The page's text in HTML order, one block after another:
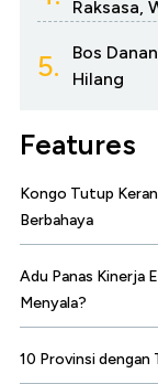
Raksasa,
5.
Bos
Hilang
Features
Kongo Tutup
Berbahaya
Adu Panas Kinerja
Menyala?
10 Provinsi